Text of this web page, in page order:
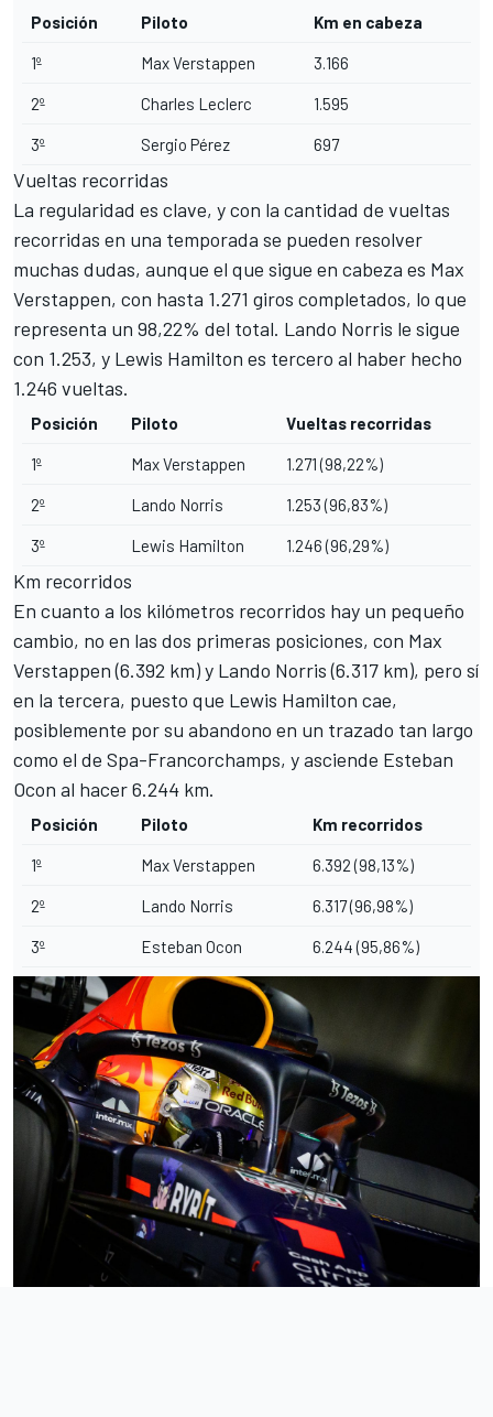
Posición Piloto Km en cabeza
1º Max Verstappen 3.166
2º Charles Leclerc 1.595
3º Sergio Pérez 697
Vueltas recorridas
La regularidad es clave, y con la cantidad de vueltas
recorridas en una temporada se pueden resolver
muchas dudas, aunque el que sigue en cabeza es Max
Verstappen, con hasta 1.271 giros completados, lo que
representa un 98,22% del total. Lando Norris le sigue
con 1.253, y Lewis Hamilton es tercero al haber hecho
1.246 vueltas.
Posición Piloto Vueltas recorridas
1º Max Verstappen 1.271 (98,22%)
2º Lando Norris 1.253 (96,83%)
3º Lewis Hamilton 1.246 (96,29%)
Km recorridos
En cuanto a los kilómetros recorridos hay un pequeño
cambio, no en las dos primeras posiciones, con Max
Verstappen (6.392 km) y Lando Norris (6.317 km), pero sí
en la tercera, puesto que Lewis Hamilton cae,
posiblemente por su abandono en un trazado tan largo
como el de Spa-Francorchamps, y asciende Esteban
Ocon al hacer 6.244 km.
Posición Piloto Km recorridos
1º Max Verstappen 6.392 (98,13%)
2º Lando Norris 6.317 (96,98%)
3º Esteban Ocon 6.244 (95,86%)